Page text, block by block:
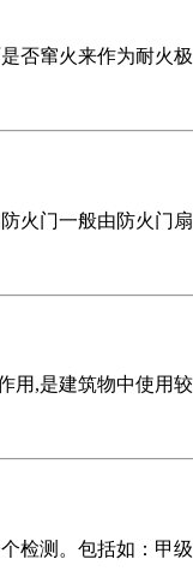
否窜火来作为耐火
门一般由防火门
,是建筑物中使用
测。包括如：甲